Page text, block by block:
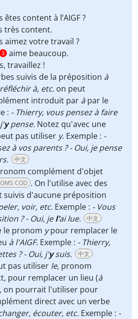
êtes content à l’AIGF ?
très content.
aimez votre travail ?
3 aime beaucoup.
travaillez !
suivis de la préposition à
à, etc. on peut
introduit par àpar le
: - Thierry, vous pensez à faire
ypense. Notez qu'avec une
pas utiliser y. Exemple : -
à vos parents ? - Oui, je pense
中文
complément d'objet
COD . On l'utilise avec des
suivis d'aucune préposition
voir, etc. Exemple : - Vous
? - Oui, jel’ai lue. 中文
le pronom ypour remplacer le
à l'AIGF. Exemple : - Thierry,
? - Oui, j'ysuis. 中文
pas utiliser le, pronom
pour remplacer un lieu (à
on pourrait l'utiliser pour
direct avec un verbe
écouter, etc. Exemple : -